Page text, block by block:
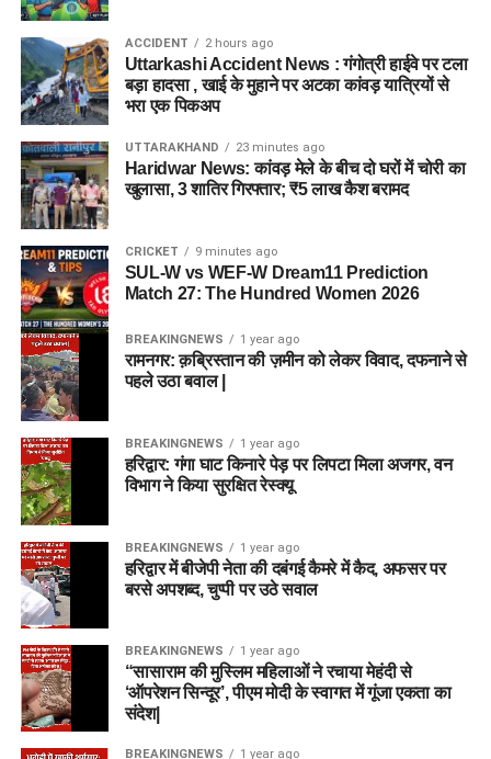
जूनियर साइंटिफिक असिस्टेंट
टेक्निकल असिस्टेंट (हिंदी)
अधिकतम 30 वर्ष
असिस्टेंट आर्किविस्ट (ग्रेड-I)
आईटी असिस्टेंट (ग्रेड-A)
अधिकतम 27 वर्ष
फिटर (ग्रेड-II)
20 से 32 वर्ष
लिफ्ट ऑपरेटर
आयु सीमा में छूट (Age Relaxation):
सरकारी नियमानुसार आरक्षित श्रेणियों (OBC, SC, ST, PwD, और
भूतपूर्व सैनिक) के आवेदकों को अधिकतम आयु सीमा में विशेष छूट प्रदान की
जाएगी। दिल्ली के ओबीसी (नॉन-क्रीमी लेयर) उम्मीदवारों को ही केवल
दिल्ली राज्य के आरक्षण का लाभ मिलेगा, जबकि अन्य राज्यों के आरक्षित वर्ग
चयन प्रक्रिया (Selection
Process)
DSSSB पारदर्शी और योग्यता-आधारित चयन प्रणाली का पालन करता
है। अलग-अलग पदों के लिए चयन के चरण थोड़े भिन्न हो सकते हैं, लेकिन
सामान्य तौर पर प्रक्रिया निम्नलिखित चरणों में पूरी होगी:
लिखित परीक्षा (One Tier / Two Tier Written Exam):
सभी पदों के लिए वस्तुनिष्ठ (Objective Type) बहुविकल्पीय
प्रश्नों पर आधारित परीक्षा आयोजित की जाएगी। कुछ तकनीकी
ACCIDENT 2 hours ago
Uttarkashi Accident News : गंगोत्री हाईवे पर टला
बड़ा हादसा , खाई के मुहाने पर अटका कांवड़ यात्रियों से
भरा एक पिकअप
UTTARAKHAND 23 minutes ago
Haridwar News: कांवड़ मेले के बीच दो घरों में चोरी का
खुलासा, 3 शातिर गिरफ्तार; ₹5 लाख कैश बरामद
CRICKET 9 minutes ago
SUL-W vs WEF-W Dream11 Prediction
Match 27: The Hundred Women 2026
BREAKINGNEWS 1 year ago
रामनगर: क़ब्रिस्तान की ज़मीन को लेकर विवाद, दफनाने से
पहले उठा बवाल |
BREAKINGNEWS 1 year ago
हरिद्वार: गंगा घाट किनारे पेड़ पर लिपटा मिला अजगर, वन
विभाग ने किया सुरक्षित रेस्क्यू
BREAKINGNEWS 1 year ago
हरिद्वार में बीजेपी नेता की दबंगई कैमरे में कैद, अफसर पर
बरसे अपशब्द, चुप्पी पर उठे सवाल
BREAKINGNEWS 1 year ago
“सासाराम की मुस्लिम महिलाओं ने रचाया मेहंदी से
‘ऑपरेशन सिन्दूर’, पीएम मोदी के स्वागत में गूंजा एकता का
संदेश|
BREAKINGNEWS 1 year ago